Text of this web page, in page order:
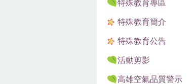
特殊教育專區
特殊教育簡介
特殊教育公告
活動剪影
高雄空氣品質警示